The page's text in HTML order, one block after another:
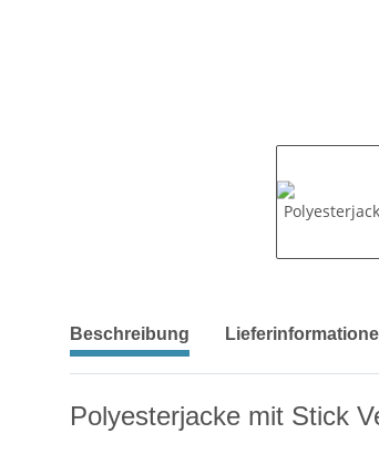
Beschreibung
Polyesterjacke mit Stick